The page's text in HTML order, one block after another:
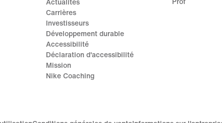
Actualités
Carrières
Investisseurs
Développement durable
Accessibilité
Déclaration d'accessibilité
Mission
Nike Coaching
Prof